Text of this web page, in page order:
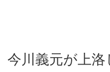
今川義元が上